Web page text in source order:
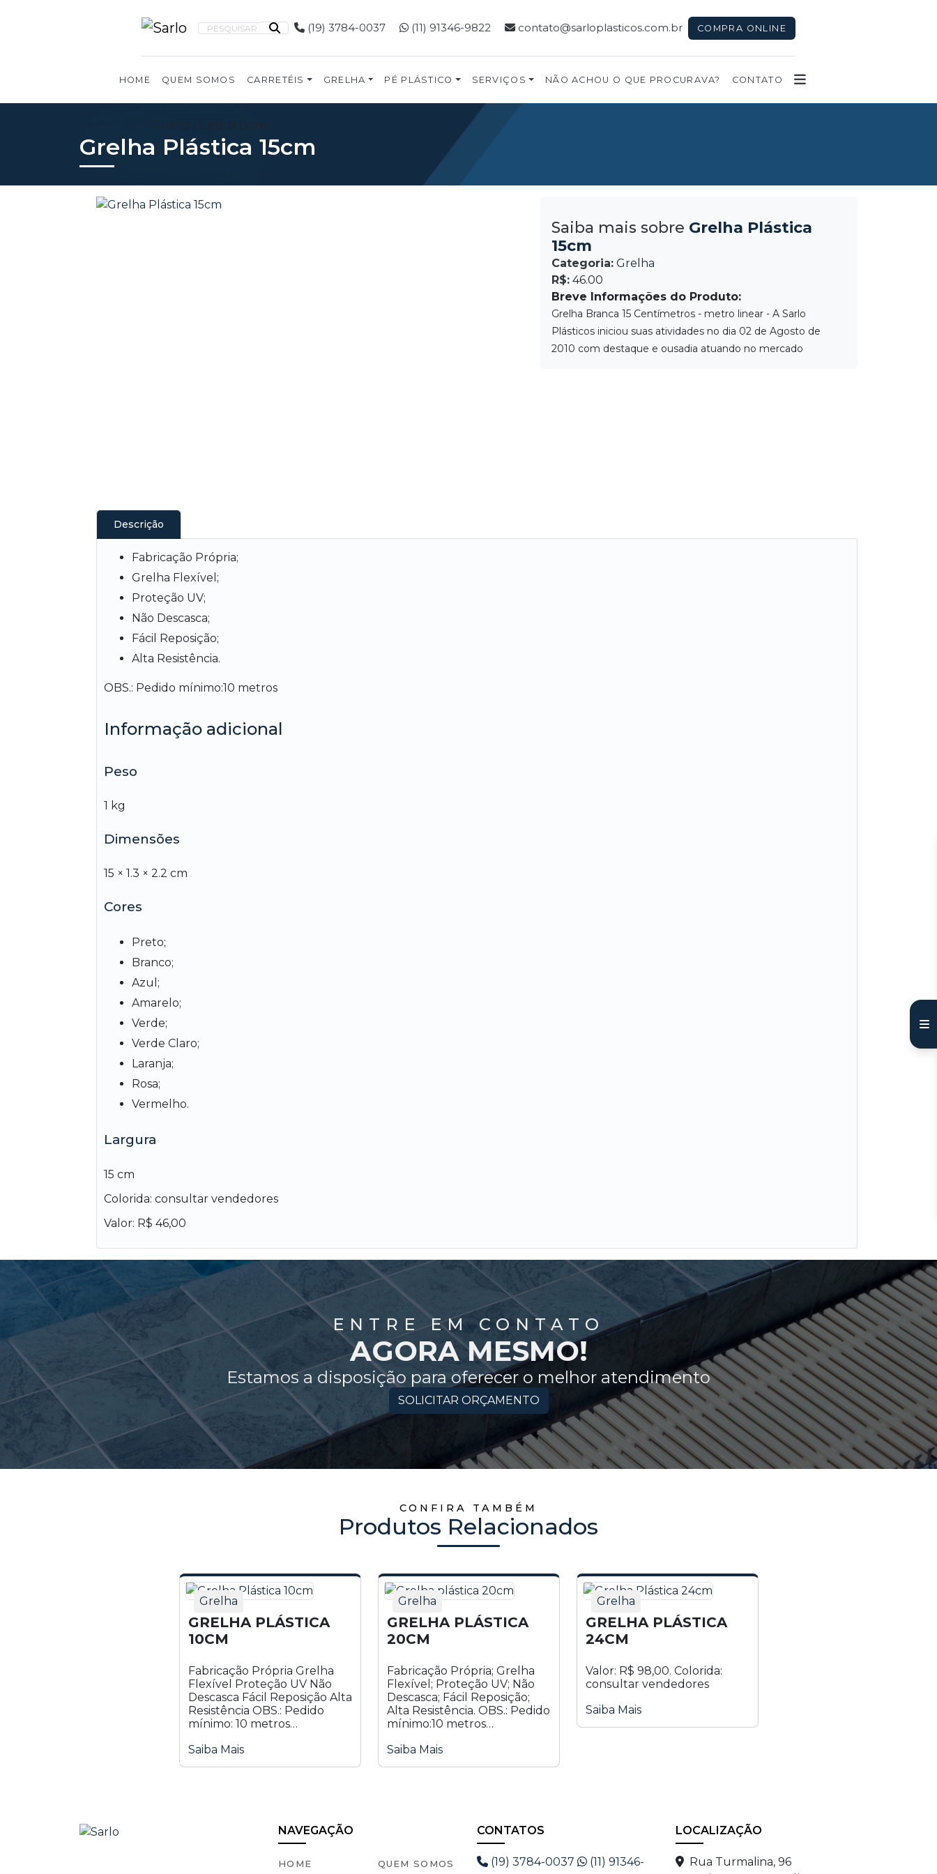
PESQUISAR (19) 3784-0037 (11) 91346-9822 contato@sarloplasticos.com.br COMPRA ONLINE
HOME QUEM SOMOS CARRETÉIS GRELHA PÉ PLÁSTICO SERVIÇOS NÃO ACHOU O QUE PROCURAVA? CONTATO
Grelha Plástica 15cm
Grelha Plástica 15cm
Saiba mais sobre Grelha Plástica
15cm
Categoria: Grelha
R$: 46.00
Breve Informações do Produto:
Grelha Branca 15 Centímetros - metro linear - A Sarlo
Plásticos iniciou suas atividades no dia 02 de Agosto de
2010 com destaque e ousadia atuando no mercado
Descrição
Fabricação Própria;
Grelha Flexível;
Proteção UV;
Não Descasca;
Fácil Reposição;
Alta Resistência.
OBS.: Pedido mínimo:10 metros
Informação adicional
Peso
1 kg
Dimensões
15 × 1.3 × 2.2 cm
Cores
Preto;
Branco;
Azul;
Amarelo;
Verde;
Verde Claro;
Laranja;
Rosa;
Vermelho.
Largura
15 cm
Colorida: consultar vendedores
Valor: R$ 46,00
ENTRE EM CONTATO
AGORA MESMO!
Estamos a disposição para oferecer o melhor atendimento
SOLICITAR ORÇAMENTO
CONFIRA TAMBÉM
Produtos Relacionados
Grelha
GRELHA PLÁSTICA
10CM
Fabricação Própria Grelha
Flexível Proteção UV Não
Descasca Fácil Reposição Alta
Resistência OBS.: Pedido
mínimo: 10 metros
R$ 36,00 Peso 1 kg
Saiba Mais
Grelha
GRELHA PLÁSTICA
20CM
Fabricação Própria; Grelha
Flexível; Proteção UV; Não
Descasca; Fácil Reposição;
Alta Resistência. OBS.: Pedido
mínimo:10 metros
kg Dimensões 20 × 1.3 × 2.2
Saiba Mais
Grelha
GRELHA PLÁSTICA
24CM
Valor: R$ 98,00. Colorida:
consultar vendedores
Saiba Mais
NAVEGAÇÃO
HOME QUEM SOMOS
CONTATOS
(19) 3784-0037
(11) 91346-
LOCALIZAÇÃO
Rua Turmalina, 96